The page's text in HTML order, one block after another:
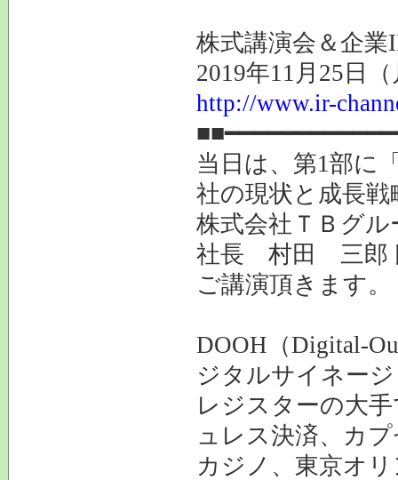
株式講演会＆企
2019年11月25日
http://www.ir-
当日は、第1部に
社の現状と成長戦
株式会社ＴＢグ
社長 村田 三郎
ご講演頂きます。
DOOH（Digital-
ジタルサイネージ
レジスターの大
ュレス決済、カ
カジノ、東京オ